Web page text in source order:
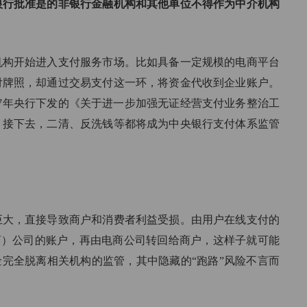
批准是的非银行金融机构和其他单位不得作为中介机构
开始进入支付服务市场。比如具备一定规模的电商平台
照，却通过交易支付这一环，将资金代收到企业账户。
央行下发的《关于进一步加强无证经营支付业务整治工
下去，二清、反洗钱等都将成为中央银行支付体系监管
，直接导致商户和消费者利益受损。由用户在线支付的
公司的账户，再由电商公司转回给商户，这样子就可能
全脱离相关机构的监管，其中隐藏的“跑路”风险不言而